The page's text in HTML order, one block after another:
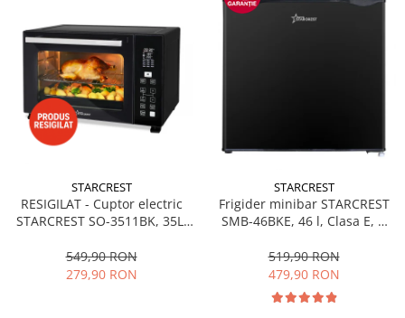
STARCREST
RESIGILAT - Cuptor electric
STARCREST SO-3511BK, 35L,
Programe predefinite,
Interfata digitala, Negru
549,90 RON
279,90 RON
STARCREST
Frigider minibar STARCREST
SMB-46BKE, 46 l, Clasa E, H
519,90 RON
479,90 RON